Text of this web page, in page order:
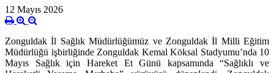
12 Mayıs 2026
Zonguldak İl Sağlık Müdürlüğümüz ve Zonguldak İl Milli Eğitim
Müdürlüğü işbirliğinde Zonguldak Kemal Köksal Stadyumu’nda 10
Mayıs Sağlık için Hareket Et Günü kapsamında “Sağlıklı ve